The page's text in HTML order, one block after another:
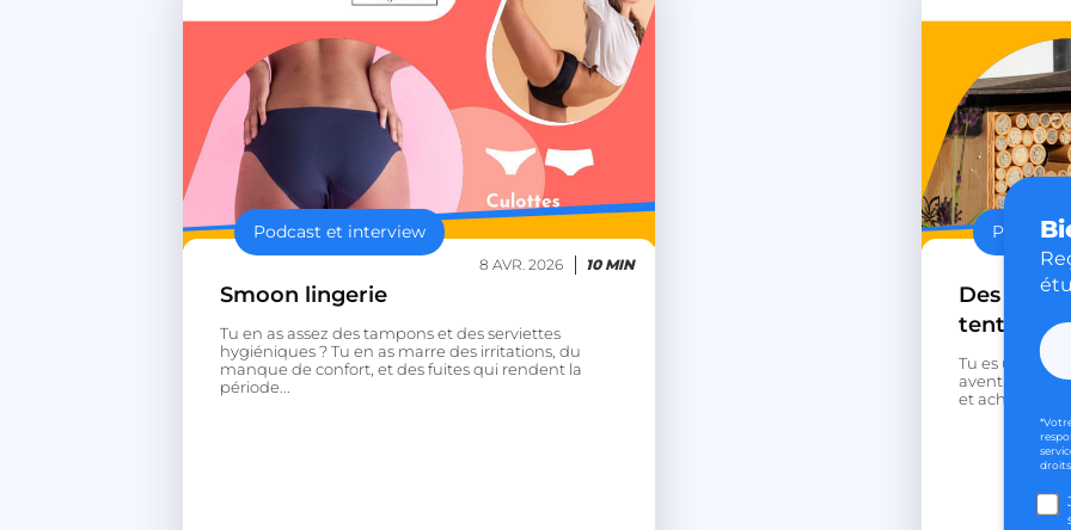
8 AVR. 2026 10 MIN
Podcast et interview
Smoon lingerie
Tu en as assez des tampons et des serviettes
hygiéniques ? Tu en as marre des irritations, du
manque de confort, et des fuites qui rendent la
période...
Podcast
Des
tente ?
Tu es un
aventure
et achète une